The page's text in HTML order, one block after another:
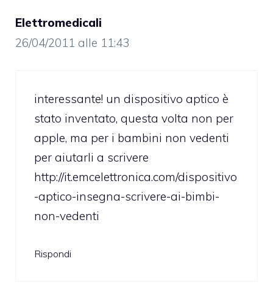
Elettromedicali
26/04/2011 alle 11:43
interessante! un dispositivo aptico è
stato inventato, questa volta non per
apple, ma per i bambini non vedenti
per aiutarli a scrivere
http://it.emcelettronica.com/dispositivo
-aptico-insegna-scrivere-ai-bimbi-
non-vedenti
Rispondi